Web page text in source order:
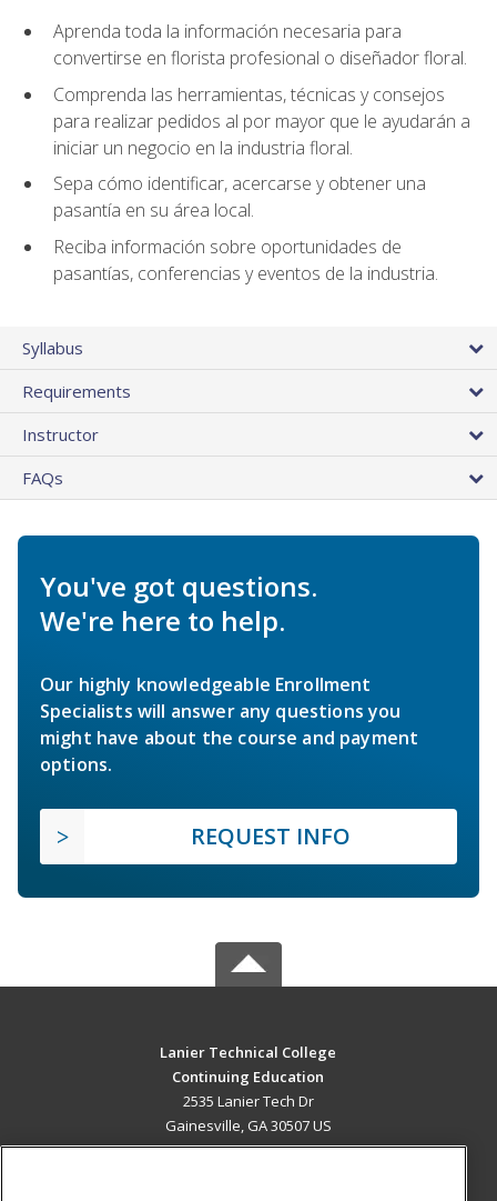
Aprenda toda la información necesaria para
convertirse en florista profesional o diseñador floral.
Comprenda las herramientas, técnicas y consejos
para realizar pedidos al por mayor que le ayudarán a
iniciar un negocio en la industria floral.
Sepa cómo identificar, acercarse y obtener una
pasantía en su área local.
Reciba información sobre oportunidades de
pasantías, conferencias y eventos de la industria.
Syllabus
Requirements
Instructor
FAQs
You've got questions.
We're here to help.
Our highly knowledgeable Enrollment
Specialists will answer any questions you
might have about the course and payment
options.
REQUEST INFO
Lanier Technical College
Continuing Education
2535 Lanier Tech Dr
Gainesville, GA 30507 US